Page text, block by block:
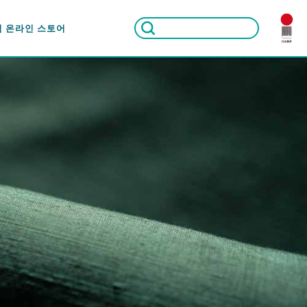
온라인 스토어